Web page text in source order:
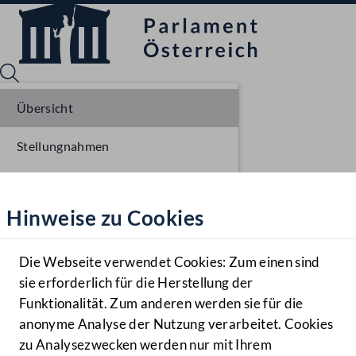
Hilfe
Benutzer
Navigationsmenü öffnen
MENÜ
Hinweise zu Cookies
Die Webseite verwendet Cookies: Zum einen sind
sie erforderlich für die Herstellung der
Funktionalität. Zum anderen werden sie für die
anonyme Analyse der Nutzung verarbeitet. Cookies
zu Analysezwecken werden nur mit Ihrem
Übersicht
Stellungnahmen
Einbringung NR
Ausschussberatungen NR
Plenarberatungen NR
Einlangen BR